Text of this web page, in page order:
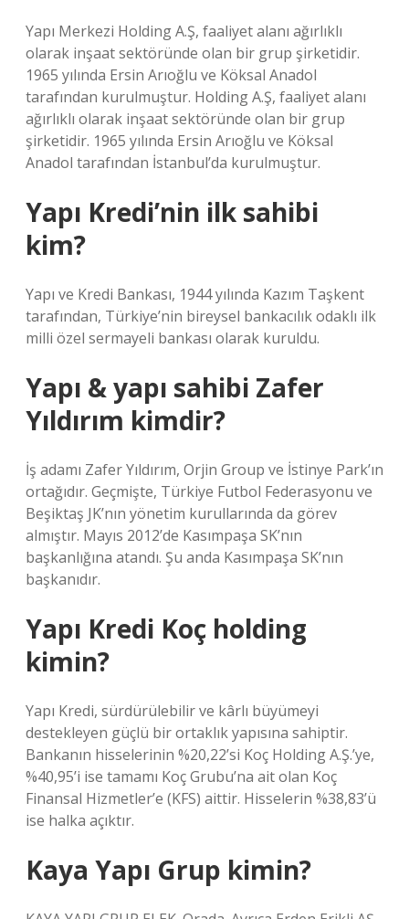
Yapı Merkezi Holding A.Ş, faaliyet alanı ağırlıklı
olarak inşaat sektöründe olan bir grup şirketidir.
1965 yılında Ersin Arıoğlu ve Köksal Anadol
tarafından kurulmuştur. Holding A.Ş, faaliyet alanı
ağırlıklı olarak inşaat sektöründe olan bir grup
şirketidir. 1965 yılında Ersin Arıoğlu ve Köksal
Anadol tarafından İstanbul’da kurulmuştur.
Yapı Kredi’nin ilk sahibi
kim?
Yapı ve Kredi Bankası, 1944 yılında Kazım Taşkent
tarafından, Türkiye’nin bireysel bankacılık odaklı ilk
milli özel sermayeli bankası olarak kuruldu.
Yapı & yapı sahibi Zafer
Yıldırım kimdir?
İş adamı Zafer Yıldırım, Orjin Group ve İstinye Park’ın
ortağıdır. Geçmişte, Türkiye Futbol Federasyonu ve
Beşiktaş JK’nın yönetim kurullarında da görev
almıştır. Mayıs 2012’de Kasımpaşa SK’nın
başkanlığına atandı. Şu anda Kasımpaşa SK’nın
başkanıdır.
Yapı Kredi Koç holding
kimin?
Yapı Kredi, sürdürülebilir ve kârlı büyümeyi
destekleyen güçlü bir ortaklık yapısına sahiptir.
Bankanın hisselerinin %20,22’si Koç Holding A.Ş.’ye,
%40,95’i ise tamamı Koç Grubu’na ait olan Koç
Finansal Hizmetler’e (KFS) aittir. Hisselerin %38,83’ü
ise halka açıktır.
Kaya Yapı Grup kimin?